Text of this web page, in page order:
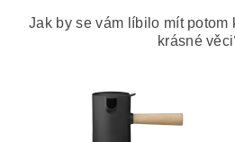
Jak by se vám líbilo mít potom
krásné